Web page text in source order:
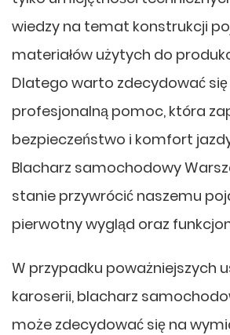
wiedzy na temat konstrukcji
materiałów użytych do
Dlatego warto zdecydować się
profesjonalną pomoc, która
bezpieczeństwo i komfort
Blacharz samochodowy
stanie przywrócić naszemu
pierwotny wygląd oraz
W przypadku poważniejszych
karoserii, blacharz
może zdecydować się na